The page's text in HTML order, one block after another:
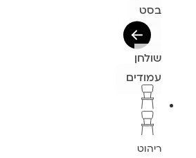
בסט
שולחן
עמודים
ריהוט